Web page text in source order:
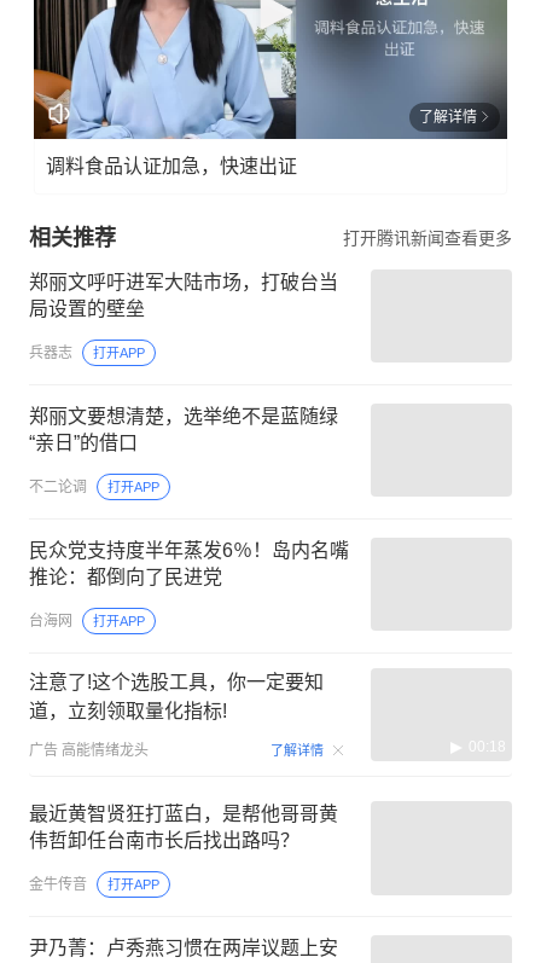
了解详情
调料食品认证加急，快速出证
相关推荐 打开腾讯新闻查看更多
郑丽文呼吁进军大陆市场，打破台当
局设置的壁垒
兵器志 打开APP
郑丽文要想清楚，选举绝不是蓝随绿
“亲日”的借口
不二论调 打开APP
民众党支持度半年蒸发6％！岛内名嘴
推论：都倒向了民进党
台海网 打开APP
注意了!这个选股工具，你一定要知
道，立刻领取量化指标!
广告 高能情绪龙头 了解详情 00:18
最近黄智贤狂打蓝白，是帮他哥哥黄
伟哲卸任台南市长后找出路吗？
金牛传音 打开APP
尹乃菁：卢秀燕习惯在两岸议题上安